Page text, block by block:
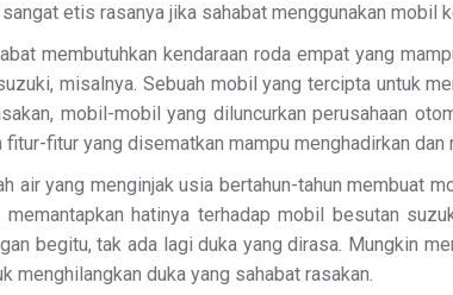
etis rasanya jika sahabat menggunakan
membutuhkan kendaraan roda empat yang
misalnya. Sebuah mobil yang tercipta untuk
mobil-mobil yang diluncurkan perusahaan
fitur yang disematkan mampu menghadirkan dan
air yang menginjak usia bertahun-tahun membuat
memantapkan hatinya terhadap mobil besutan
begitu, tak ada lagi duka yang dirasa. Mungkin
menghilangkan duka yang sahabat rasakan.